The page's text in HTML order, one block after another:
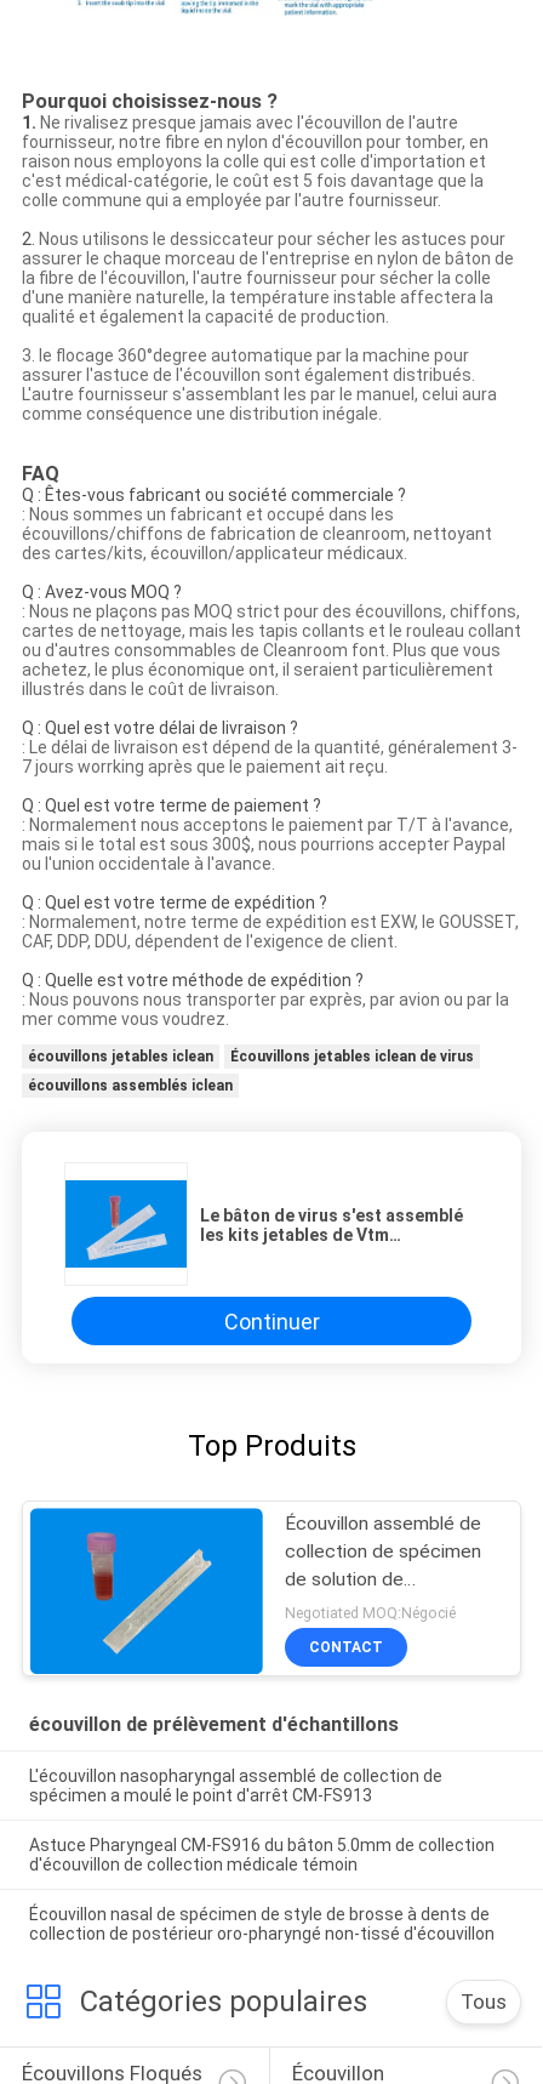
Pourquoi choisissez-nous ?
1. Ne rivalisez presque jamais avec l'écouvillon de l'autre
fournisseur, notre fibre en nylon d'écouvillon pour tomber, en
raison nous employons la colle qui est colle d'importation et
c'est médical-catégorie, le coût est 5 fois davantage que la
colle commune qui a employée par l'autre fournisseur.
2. Nous utilisons le dessiccateur pour sécher les astuces pour
assurer le chaque morceau de l'entreprise en nylon de bâton de
la fibre de l'écouvillon, l'autre fournisseur pour sécher la colle
d'une manière naturelle, la température instable affectera la
qualité et également la capacité de production.
3. le flocage 360°degree automatique par la machine pour
assurer l'astuce de l'écouvillon sont également distribués.
L'autre fournisseur s'assemblant les par le manuel, celui aura
comme conséquence une distribution inégale.
FAQ
Q : Êtes-vous fabricant ou société commerciale ?
: Nous sommes un fabricant et occupé dans les
écouvillons/chiffons de fabrication de cleanroom, nettoyant
des cartes/kits, écouvillon/applicateur médicaux.
Q : Avez-vous MOQ ?
: Nous ne plaçons pas MOQ strict pour des écouvillons, chiffons,
cartes de nettoyage, mais les tapis collants et le rouleau collant
ou d'autres consommables de Cleanroom font. Plus que vous
achetez, le plus économique ont, il seraient particulièrement
illustrés dans le coût de livraison.
Q : Quel est votre délai de livraison ?
: Le délai de livraison est dépend de la quantité, généralement 3-
7 jours worrking après que le paiement ait reçu.
Q : Quel est votre terme de paiement ?
: Normalement nous acceptons le paiement par T/T à l'avance,
mais si le total est sous 300$, nous pourrions accepter Paypal
ou l'union occidentale à l'avance.
Q : Quel est votre terme de expédition ?
: Normalement, notre terme de expédition est EXW, le GOUSSET,
CAF, DDP, DDU, dépendent de l'exigence de client.
Q : Quelle est votre méthode de expédition ?
: Nous pouvons nous transporter par exprès, par avion ou par la
mer comme vous voudrez.
écouvillons jetables iclean
Écouvillons jetables iclean de virus
écouvillons assemblés iclean
Le bâton de virus s'est assemblé
les kits jetables de Vtm
Continuer
Top Produits
Écouvillon assemblé de
collection de spécimen
de solution de
conservation pour la
collection d'ADN
Negotiated MOQ:Négocié
CONTACT
écouvillon de prélèvement d'échantillons
L'écouvillon nasopharyngal assemblé de collection de
spécimen a moulé le point d'arrêt CM-FS913
Astuce Pharyngeal CM-FS916 du bâton 5.0mm de collection
d'écouvillon de collection médicale témoin
Écouvillon nasal de spécimen de style de brosse à dents de
collection de postérieur oro-pharyngé non-tissé d'écouvillon
Catégories populaires Tous
Écouvillons Floqués Écouvillon